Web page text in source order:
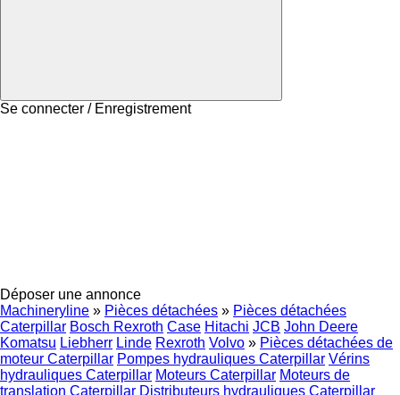
Se connecter / Enregistrement
Déposer une annonce
Machineryline » Pièces détachées » Pièces détachées
Caterpillar Bosch Rexroth Case Hitachi JCB John Deere
Komatsu Liebherr Linde Rexroth Volvo » Pièces détachées de
moteur Caterpillar Pompes hydrauliques Caterpillar Vérins
hydrauliques Caterpillar Moteurs Caterpillar Moteurs de
translation Caterpillar Distributeurs hydrauliques Caterpillar